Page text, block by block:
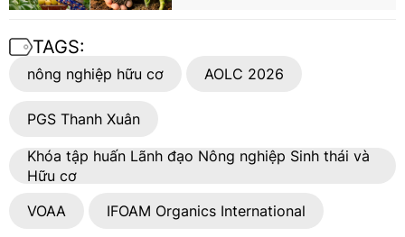
TAGS:
nông nghiệp hữu cơ AOLC 2026
PGS Thanh Xuân
Khóa tập huấn Lãnh đạo Nông nghiệp Sinh thái và
Hữu cơ
VOAA
IFOAM Organics International